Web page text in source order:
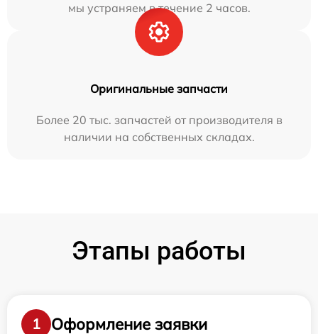
мы устраняем в течение 2 часов.
Оригинальные запчасти
Более 20 тыс. запчастей от производителя в
наличии на собственных складах.
Этапы работы
1
Оформление заявки